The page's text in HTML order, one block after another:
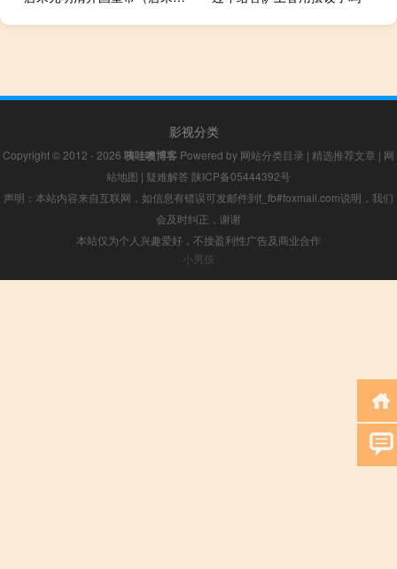
影视分类
Copyright © 2012 - 2026 咦哇噢博客 Powered by 网站分类目录 | 精选推荐文章 | 网
站地图 | 疑难解答 陕ICP备05444392号
声明：本站内容来自互联网，如信息有错误可发邮件到f_fb#foxmail.com说明，我们
会及时纠正，谢谢
本站仅为个人兴趣爱好，不接盈利性广告及商业合作
小男孩